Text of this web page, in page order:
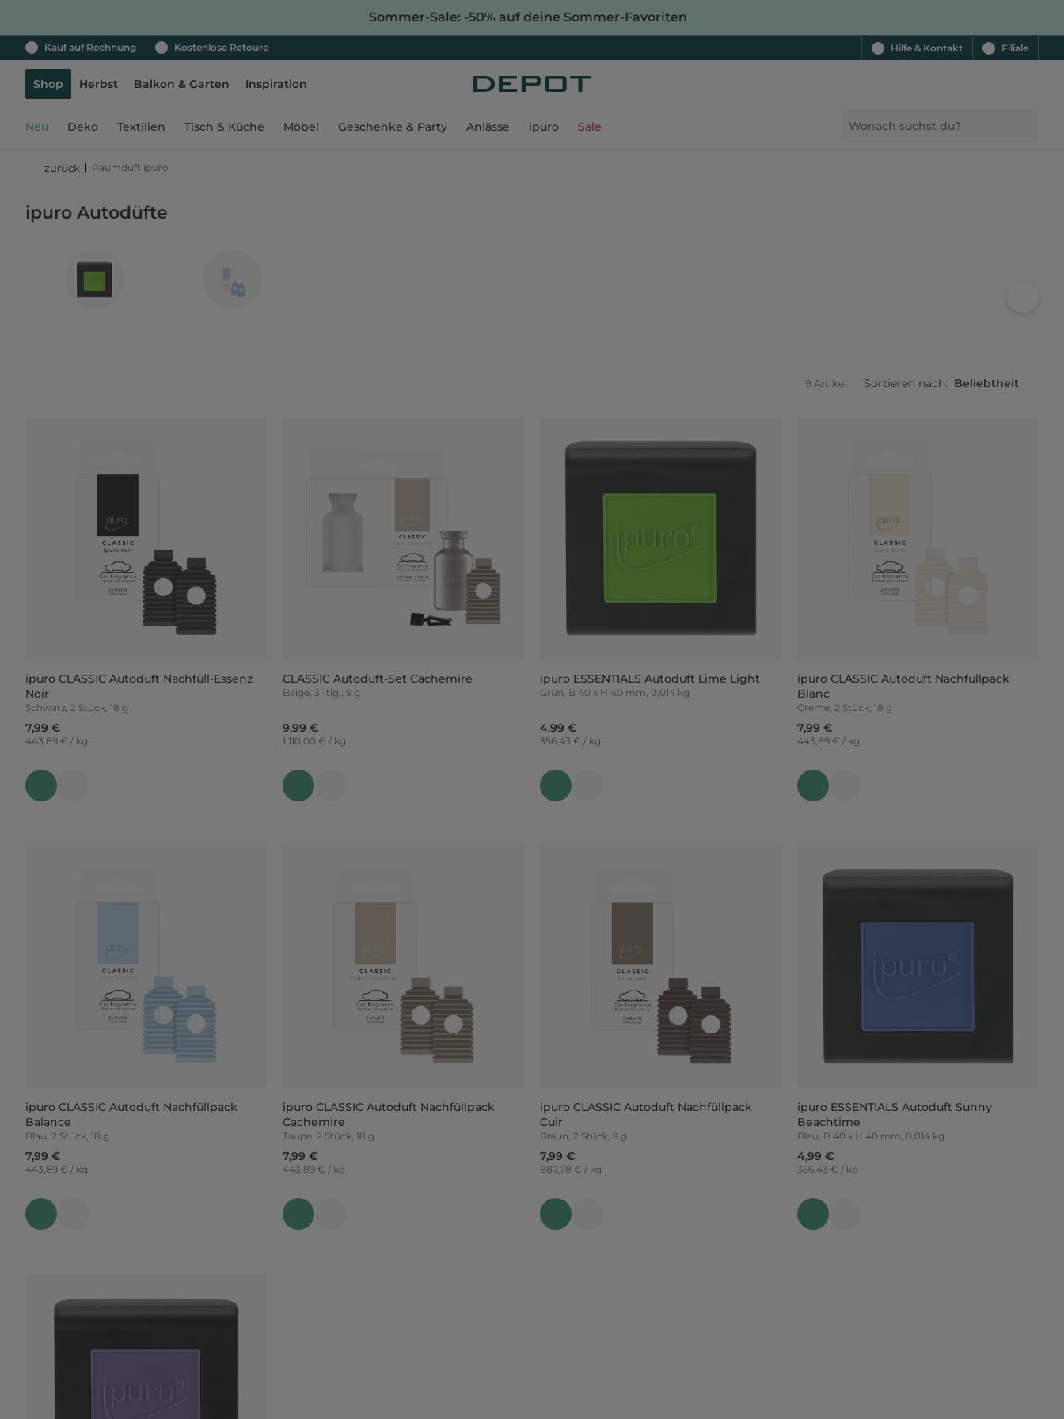
Sommer-Sale: -50% auf deine Sommer-Favoriten
Kauf auf Rechnung Kostenlose Retoure Hilfe & Kontakt Filiale
Shop Herbst Balkon & Garten Inspiration
Neu Deko Textilien Tisch & Küche Möbel Geschenke & Party Anlässe ipuro Sale
zurück Raumduft ipuro
ipuro Autodüfte
9 Artikel Sortieren nach: Beliebtheit
ipuro CLASSIC Autoduft Nachfüll-Essenz
Noir
Schwarz, 2 Stück, 18 g
7,99 €
443,89 € / kg
CLASSIC Autoduft-Set Cachemire
Beige, 3 -tlg., 9 g
9,99 €
1.110,00 € / kg
ipuro ESSENTIALS Autoduft Lime Light
Grün, B 40 x H 40 mm, 0,014 kg
4,99 €
356,43 € / kg
ipuro CLASSIC Autoduft Nachfüllpack
Blanc
Creme, 2 Stück, 18 g
7,99 €
443,89 € / kg
ipuro CLASSIC Autoduft Nachfüllpack
Balance
Blau, 2 Stück, 18 g
7,99 €
443,89 € / kg
ipuro CLASSIC Autoduft Nachfüllpack
Cachemire
Taupe, 2 Stück, 18 g
7,99 €
443,89 € / kg
ipuro CLASSIC Autoduft Nachfüllpack
Cuir
Braun, 2 Stück, 9 g
7,99 €
887,78 € / kg
ipuro ESSENTIALS Autoduft Sunny
Beachtime
Blau, B 40 x H 40 mm, 0,014 kg
4,99 €
356,43 € / kg